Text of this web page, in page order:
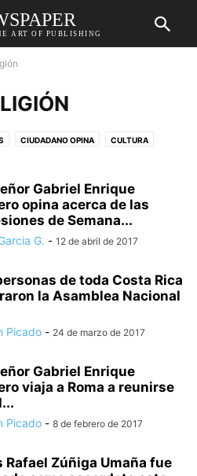
ART OF PUBLISHING
CIUDADANO OPINA CULTURA
REPORTAJE SALUD SOCIAL
TECNOLOGÍA
Gabriel Enrique
opina acerca de las
de Semana...
G. - 12 de abril de 2017
de toda Costa Rica
la Asamblea Nacional
Picado - 24 de marzo de 2017
Gabriel Enrique
viaja a Roma a reunirse
Picado - 8 de febrero de 2017
Rafael Zúñiga Umaña fue